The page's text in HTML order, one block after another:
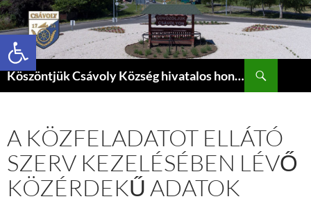
Eszköztár megnyitása
Köszöntjük Csávoly Község hivatalos honlapján.
Keresés
A KÖZFELADATOT ELLÁTÓ
SZERV KEZELÉSÉBEN LÉVŐ
KÖZÉRDEKŰ ADATOK